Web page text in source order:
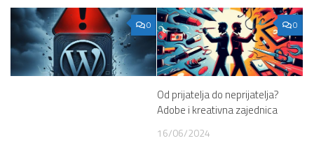
0 0
Od prijatelja do neprijatelja?
Adobe i kreativna zajednica
16/06/2024